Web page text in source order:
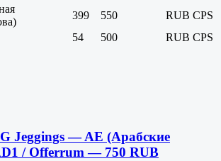
399 550 RUB CPS
54 500 RUB CPS
Jeggings — AE (Арабские
/ Offerrum — 750 RUB